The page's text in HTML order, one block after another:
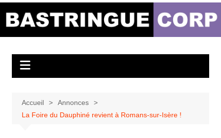
Bastringue Corp –
Musicales
Accueil
Annonces
La Foire du Dauphiné revient à Romans-sur-Isère !